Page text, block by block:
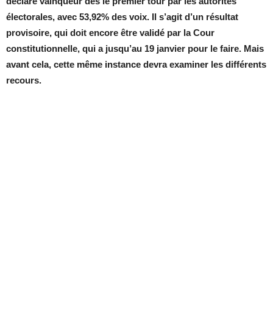
électorales, avec 53,92% des voix. Il s’agit d’un résultat
provisoire, qui doit encore être validé par la Cour
constitutionnelle, qui a jusqu’au 19 janvier pour le faire. Mais
avant cela, cette même instance devra examiner les différents
recours.